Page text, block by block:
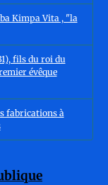
Kimpa Vita , "la
fils du roi du
évêque
fabrications à